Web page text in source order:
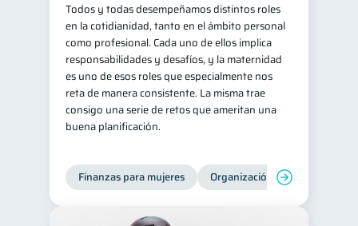
Todos y todas desempeñamos distintos roles
en la cotidianidad, tanto en el ámbito personal
como profesional. Cada uno de ellos implica
responsabilidades y desafíos, y la maternidad
es uno de esos roles que especialmente nos
reta de manera consistente. La misma trae
consigo una serie de retos que ameritan una
buena planificación.
Finanzas para mujeres Organización Financiera